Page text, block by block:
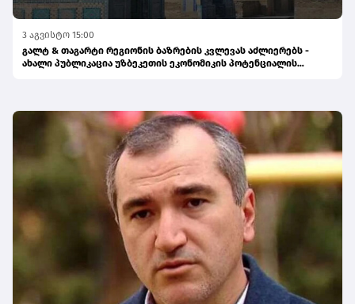
3 აგვისტო 15:00
გალტ & თაგარტი რეგიონის ბაზრების კვლევას აძლიერებს -
ახალი პუბლიკაცია უზბეკეთის ეკონომიკის პოტენციალის